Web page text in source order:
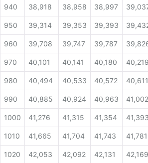
940 38,918 38,958 38,997
950 39,314 39,353 39,393
960 39,708 39,747 39,787
970 40,101 40,141 40,180 40,219
980 40,494 40,533 40,572 40,611
990 40,885 40,924 40,963 41,002
1000 41,276 41,315 41,354 41,393
1010 41,665 41,704 41,743 41,781
1020 42,053 42,092 42,131 42,169